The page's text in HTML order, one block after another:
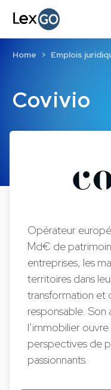
Covivio
Home Emplois
Opérateur
Md€ de
entreprises, les
territoires dans
transformation
responsable.
l’immobilier
perspectives de
passionnants.